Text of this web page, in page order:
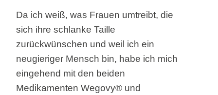
Da ich weiß, was Frauen umtreibt, die
sich ihre schlanke Taille
zurückwünschen und weil ich ein
neugieriger Mensch bin, habe ich mich
eingehend mit den beiden
Medikamenten Wegovy® und